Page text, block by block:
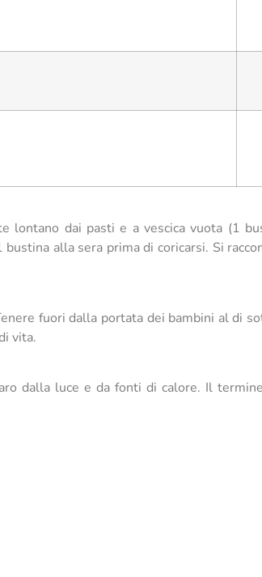
lontano dai pasti e a vescica vuota (1
alla sera prima di coricarsi. Si
fuori dalla portata dei bambini al di
vita.
dalla luce e da fonti di calore. Il